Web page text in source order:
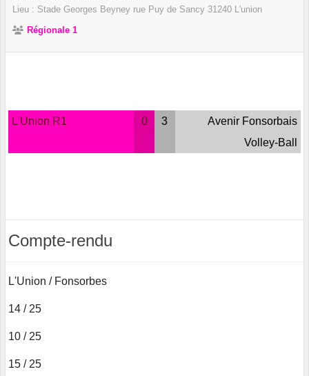
Lieu : Stade Georges Beyney rue Puy de Sancy 31240 L'union
Régionale 1
L'Union R1 0 3
Avenir Fonsorbais
Volley-Ball
Compte-rendu
L'Union / Fonsorbes
14 / 25
10 / 25
15 / 25